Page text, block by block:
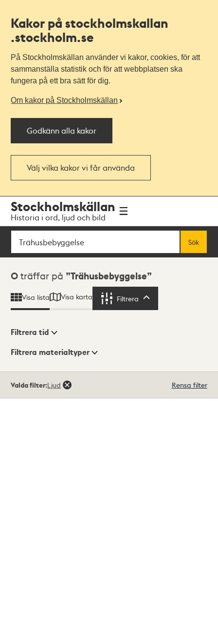
Kakor på stockholmskallan
.stockholm.se
På Stockholmskällan använder vi kakor, cookies, för att
sammanställa statistik och för att webbplatsen ska
fungera på ett bra sätt för dig.
Om kakor på Stockholmskällan
Godkänn alla kakor
Välj vilka kakor vi får använda
navigationen
huvudinnehållet
Stockholmskällan
Historia i ord, ljud och bild
Sök
Sök
Sökresultat
0 träffar på Trähusbebyggelse
Visa lista Visa karta Filtrera
Visningsläge
Filtrera tid
Filtrera materialtyper
träffar
Valda filter:Ljud Rensa filter